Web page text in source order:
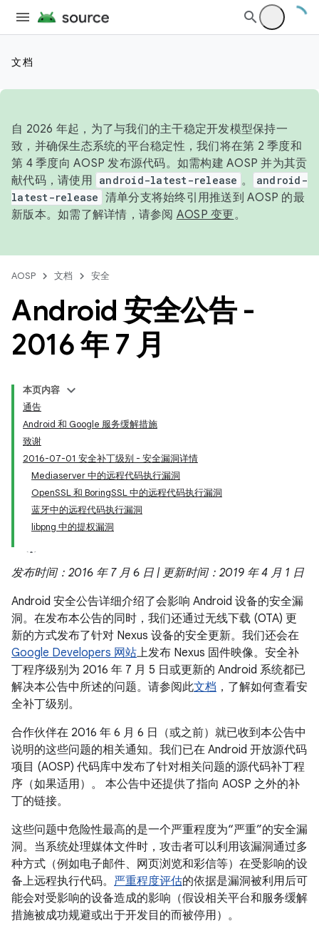
文档
自 2026 年起，为了与我们的主干稳定开发模型保持一
致，并确保生态系统的平台稳定性，我们将在第 2 季度和
第 4 季度向 AOSP 发布源代码。如需构建 AOSP 并为其贡
献代码，请使用 android-latest-release 。
android-
latest-release 清单分支将始终引用推送到 AOSP 的最
新版本。如需了解详情，请参阅 AOSP 变更。
AOSP 文档 安全
Android 安全公告 -
2016 年 7 月
本页内容
通告
Android 和 Google 服务缓解措施
致谢
2016-07-01 安全补丁级别 - 安全漏洞详情
Mediaserver 中的远程代码执行漏洞
OpenSSL 和 BoringSSL 中的远程代码执行漏洞
蓝牙中的远程代码执行漏洞
libpng 中的提权漏洞
发布时间：2016 年 7 月 6 日 | 更新时间：2019 年 4 月 1 日
Android 安全公告详细介绍了会影响 Android 设备的安全漏
洞。在发布本公告的同时，我们还通过无线下载 (OTA) 更
新的方式发布了针对 Nexus 设备的安全更新。我们还会在
Google Developers 网站上发布 Nexus 固件映像。安全补
丁程序级别为 2016 年 7 月 5 日或更新的 Android 系统都已
解决本公告中所述的问题。请参阅此文档 ，了解如何查看安
全补丁级别。
合作伙伴在 2016 年 6 月 6 日（或之前）就已收到本公告中
说明的这些问题的相关通知。我们已在 Android 开放源代码
项目 (AOSP) 代码库中发布了针对相关问题的源代码补丁程
序（如果适用）。 本公告中还提供了指向 AOSP 之外的补
丁的链接。
这些问题中危险性最高的是一个严重程度为“严重”的安全漏
洞。当系统处理媒体文件时，攻击者可以利用该漏洞通过多
种方式（例如电子邮件、网页浏览和彩信等）在受影响的设
备上远程执行代码。 严重程度评估的依据是漏洞被利用后可
能会对受影响的设备造成的影响（假设相关平台和服务缓解
措施被成功规避或出于开发目的而被停用）。